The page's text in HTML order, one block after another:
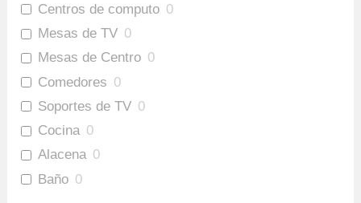
Centros de computo 0
Mesas de TV 0
Mesas de Centro 0
Comedores 0
Soportes de TV 0
Cocina 0
Alacena 0
Baño 0